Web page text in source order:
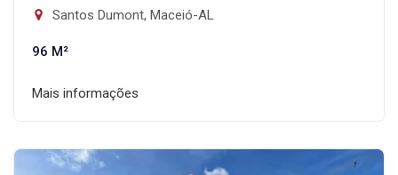
Santos Dumont, Maceió-AL
96 M²
Mais informações